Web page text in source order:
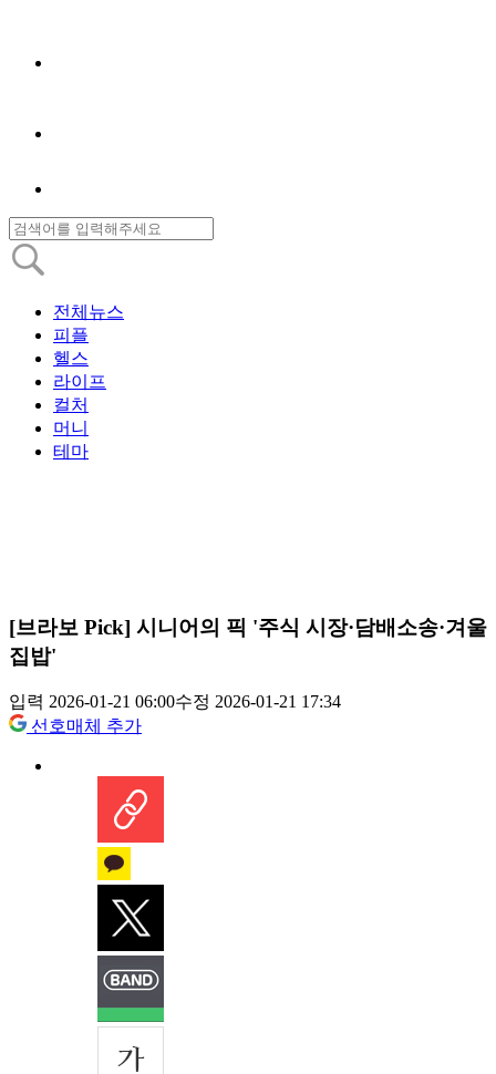
전체뉴스
피플
헬스
라이프
컬처
머니
테마
[브라보 Pick] 시니어의 픽 '주식 시장·담배소송·겨울
집밥'
입력 2026-01-21 06:00수정 2026-01-21 17:34
선호매체 추가